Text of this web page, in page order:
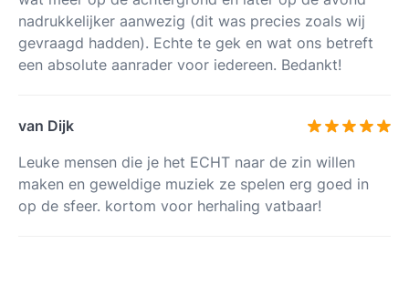
nadrukkelijker aanwezig (dit was precies zoals wij
gevraagd hadden). Echte te gek en wat ons betreft
een absolute aanrader voor iedereen. Bedankt!
van Dijk
Leuke mensen die je het ECHT naar de zin willen
maken en geweldige muziek ze spelen erg goed in
op de sfeer. kortom voor herhaling vatbaar!